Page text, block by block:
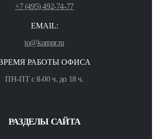
+7 (495) 492-74-77
EMAIL:
to@kompr.ru
РАБОТЫ ОФИСА
ПН-ПТ с 8-00 ч. до 18 ч.
РАЗДЕЛЫ САЙТА